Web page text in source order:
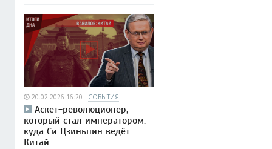
20.02.2026 16:20 СОБЫТИЯ
Аскет-революционер,
который стал императором:
куда Си Цзиньпин ведёт
Китай